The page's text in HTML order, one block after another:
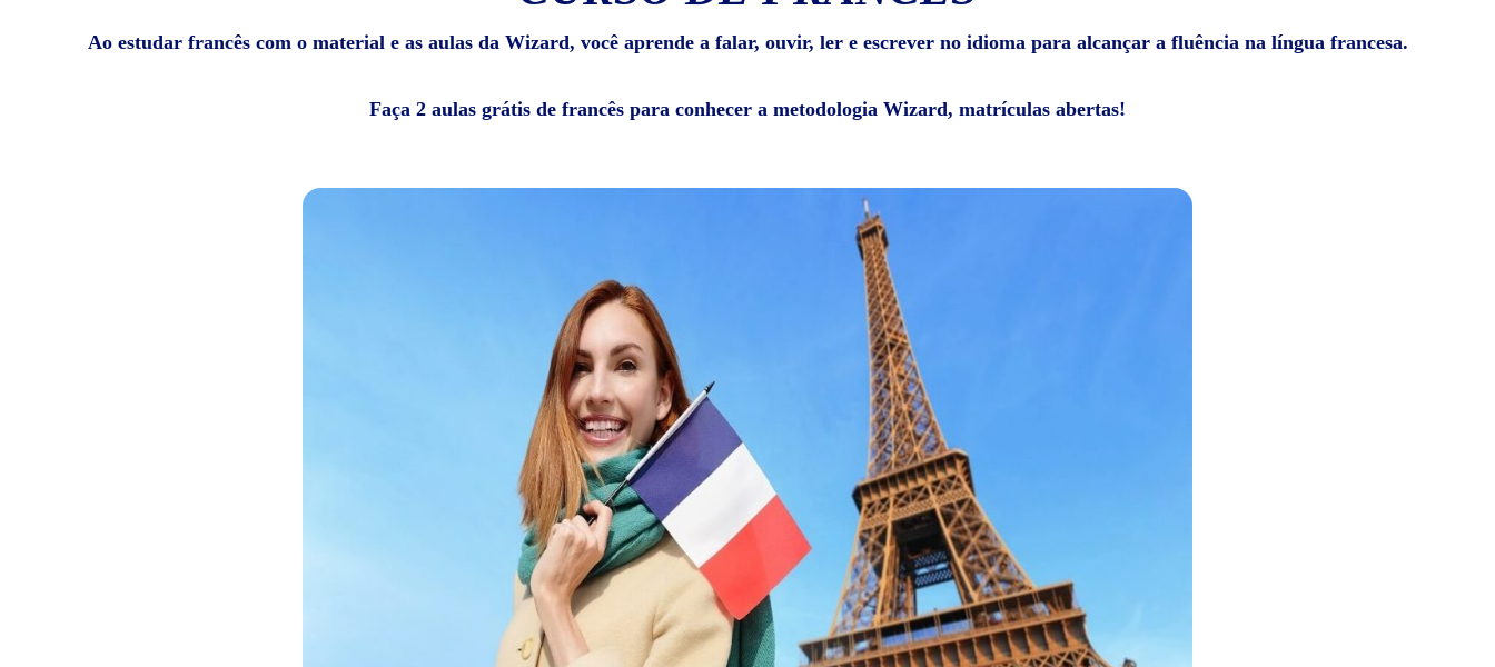
Ao estudar francês com o material e as aulas da Wizard, você aprende a falar, ouvir, ler e escrever no idioma para alcançar a fluência na língua francesa.
Faça 2 aulas grátis de francês para conhecer a metodologia Wizard, matrículas abertas!